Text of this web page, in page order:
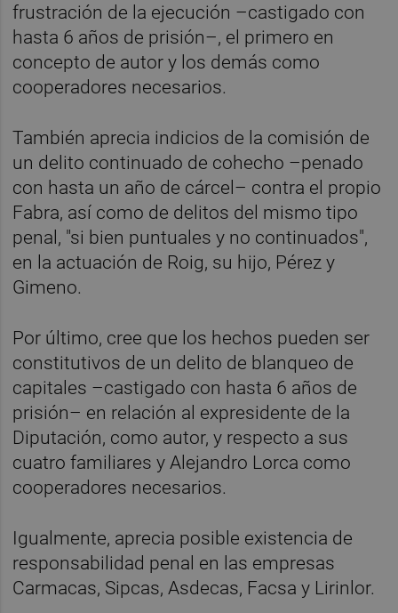
frustración de la ejecución –castigado con
hasta 6 años de prisión–, el primero en
concepto de autor y los demás como
cooperadores necesarios.
También aprecia indicios de la comisión de
un delito continuado de cohecho –penado
con hasta un año de cárcel– contra el propio
Fabra, así como de delitos del mismo tipo
penal, "si bien puntuales y no continuados",
en la actuación de Roig, su hijo, Pérez y
Gimeno.
Por último, cree que los hechos pueden ser
constitutivos de un delito de blanqueo de
capitales –castigado con hasta 6 años de
prisión– en relación al expresidente de la
Diputación, como autor, y respecto a sus
cuatro familiares y Alejandro Lorca como
cooperadores necesarios.
Igualmente, aprecia posible existencia de
responsabilidad penal en las empresas
Carmacas, Sipcas, Asdecas, Facsa y Lirinlor.